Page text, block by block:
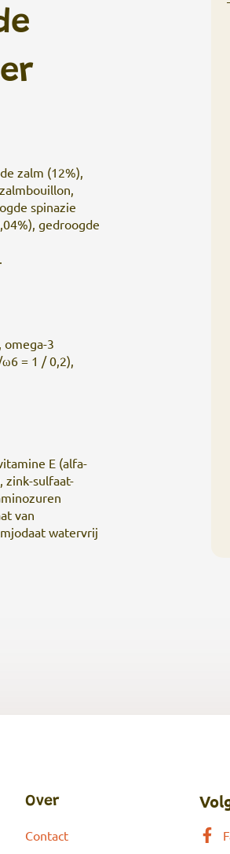
zalm (12%),
spinazie
gedroogde
omega-3
= 1 / 0,2),
E (alfa-
zink-sulfaat-
van
watervrij
Over
Contact